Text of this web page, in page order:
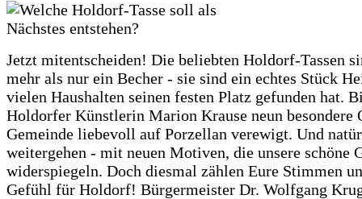
Jetzt mitentscheiden! Die beliebten Holdorf-Tassen
mehr als nur ein Becher - sie sind ein echtes Stück
vielen Haushalten seinen festen Platz gefunden hat.
Holdorfer Künstlerin Marion Krause neun besondere
Gemeinde liebevoll auf Porzellan verewigt. Und
weitergehen - mit neuen Motiven, die unsere schöne
widerspiegeln. Doch diesmal zählen Eure Stimmen
Gefühl für Holdorf! Bürgermeister Dr. Wolfgang